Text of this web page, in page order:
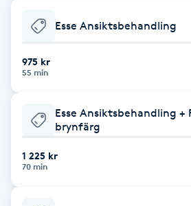
Brynplockning
Bröllopsuppsättning
C
Celluliter
Coachning
Esse Ansiktsbehandling
975 kr
55 min
Esse Ansiktsbehandling +
brynfärg
1 225 kr
70 min